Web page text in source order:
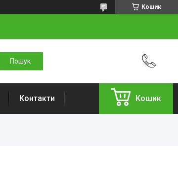
Кошик
Контакти Кошик